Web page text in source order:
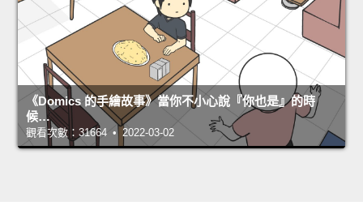
《Domics 的手繪故事》當你不小心說『你也是』的時
候…
觀看次數：31664 • 2022-03-02